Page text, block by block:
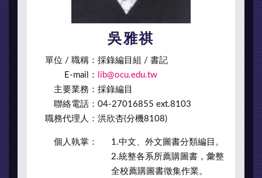
吳雅祺
單位 / 職稱：採錄編目組 / 書記
E-mail：
lib@ocu.edu.tw
主要業務：採錄編目
聯絡電話：04-27016855 ext.8103
職務代理人：洪欣杏(分機8108)
個人執掌：
1.中文、外文圖書分類編目。
2.統整各系所薦購圖書，彙整
全校薦購圖書徵集作業。